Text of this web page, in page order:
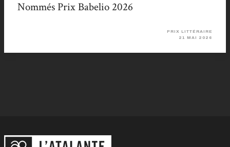
Nommés Prix Babelio 2026
PRIX LITTÉRAIRE
21 MAI 2026